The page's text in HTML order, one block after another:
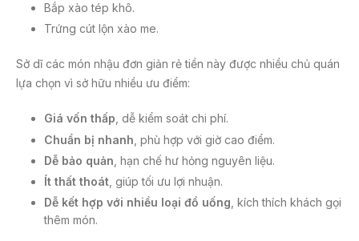
Bắp xào tép khô.
Trứng cút lộn xào me.
Sở dĩ các món nhậu đơn giản rẻ tiền này được nhiều chủ quán
lựa chọn vì sở hữu nhiều ưu điểm:
Giá vốn thấp , dễ kiểm soát chi phí.
Chuẩn bị nhanh , phù hợp với giờ cao điểm.
Dễ bảo quản , hạn chế hư hỏng nguyên liệu.
Ít thất thoát , giúp tối ưu lợi nhuận.
Dễ kết hợp với nhiều loại đồ uống , kích thích khách gọi
thêm món.